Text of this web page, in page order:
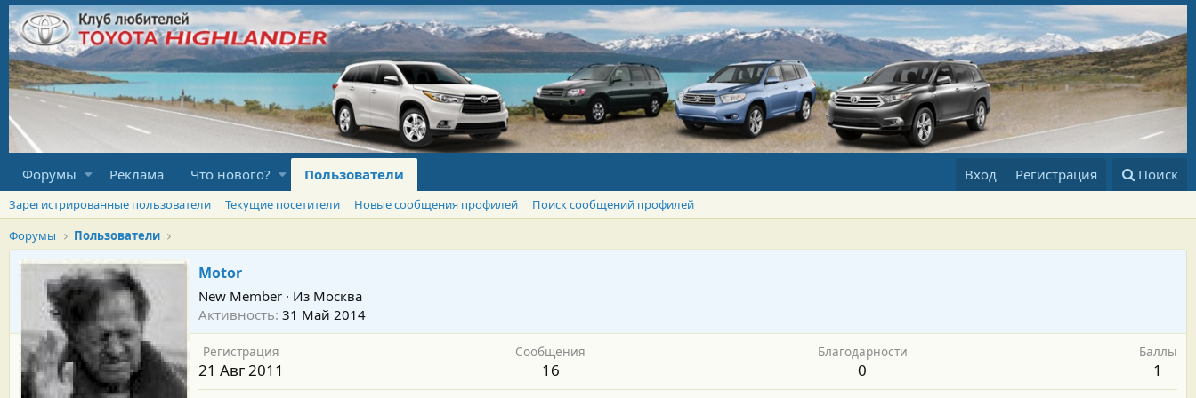
Форумы Реклама Что нового? Пользователи Вход Регистрация Поиск
Зарегистрированные пользователи Текущие посетители Новые сообщения профилей
Поиск сообщений профилей
Форумы
Пользователи
Motor
New Member · Из Москва
Активность 31 Май 2014
Регистрация
21 Авг 2011
Сообщения
16
Благодарности
0
Баллы
1